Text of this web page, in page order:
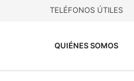
TELÉFONOS ÚTILES
QUIÉNES SOMOS